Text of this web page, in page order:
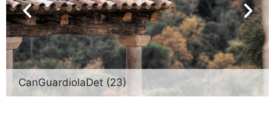
CanGuardiolaDet (23)